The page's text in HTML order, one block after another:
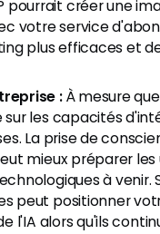
pourrait créer une
votre service
plus efficaces et
:À mesure
les capacités
La prise de
mieux préparer les
à venir.
peut positionner
l'IA alors qu'ils